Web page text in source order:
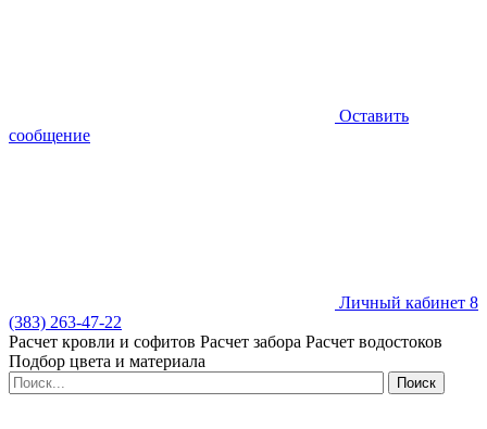
Оставить
сообщение
Личный кабинет 8
(383) 263-47-22
Расчет кровли и софитов Расчет забора Расчет водостоков
Подбор цвета и материала